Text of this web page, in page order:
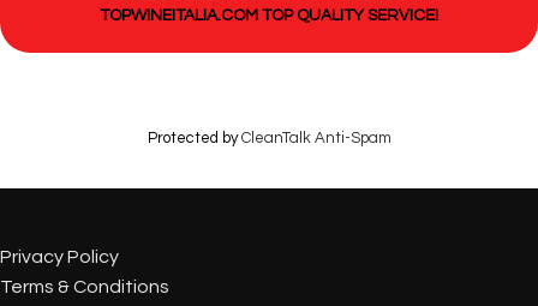
TOPWINEITALIA.COM TOP QUALITY SERVICE!
Protected byCleanTalk Anti-Spam
Privacy Policy
Terms & Conditions